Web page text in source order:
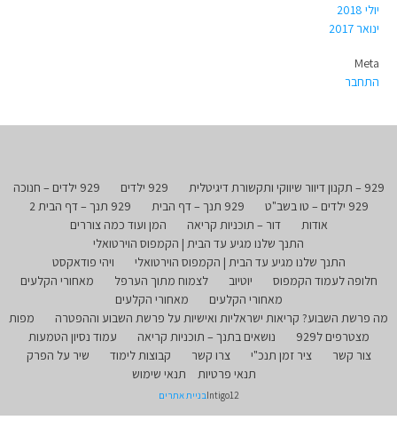
יולי 2018
ינואר 2017
Meta
התחבר
929 – תקנון דיוור שיווקי ותקשורת דיגיטלית 929 ילדים
929 ילדים – חנוכה
929 ילדים – טו בשב"ט
929 תנך – דף הבית
929 תנך – דף הבית 2
אודות
דור – תוכניות קריאה
המן ועוד כמה צוררים
התנך שלנו מגיע עד הבית | הקמפוס הוירטואלי
התנך שלנו מגיע עד הבית | הקמפוס הוירטואלי
ויהי פודאקסט
חלופה לעמוד הקמפוס
יוטיוב לצמוח מתוך הערפל
מאחורי הקלעים
מאחורי הקלעים
מאחורי הקלעים
מה פרשת השבוע? קריאות ישראליות ואישיות על פרשת השבוע וההפטרה
מפות
מצטרפים ל929
נושאים בתנך – תוכניות קריאה
עמוד נסיון הטמעות
צור קשר
ציר זמן תנכ"י צרו קשר קבוצות לימוד
שיר על הפרק
תנאי פרטיות
תנאי שימוש
Intigo12בניית אתרים